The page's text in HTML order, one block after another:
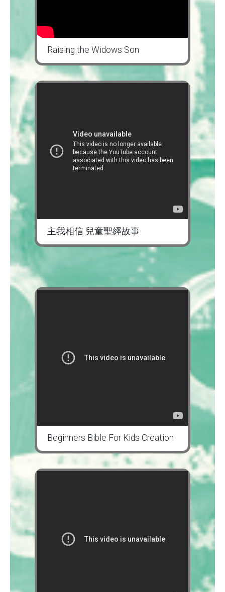
Raising the Widows Son
主我相信 兒童聖經故事
Beginners Bible For Kids Creation